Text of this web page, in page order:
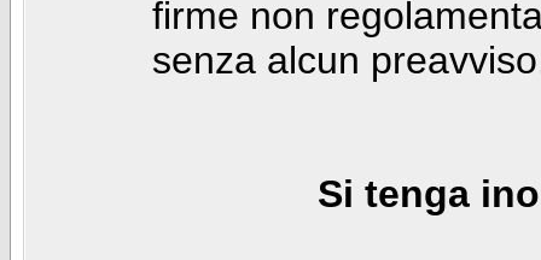
firme non
senza alcun
Si tenga